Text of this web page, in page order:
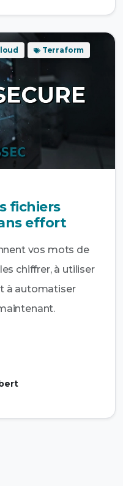
Terraform
fichiers
effort
vos mots de
chiffrer, à utiliser
à automatiser